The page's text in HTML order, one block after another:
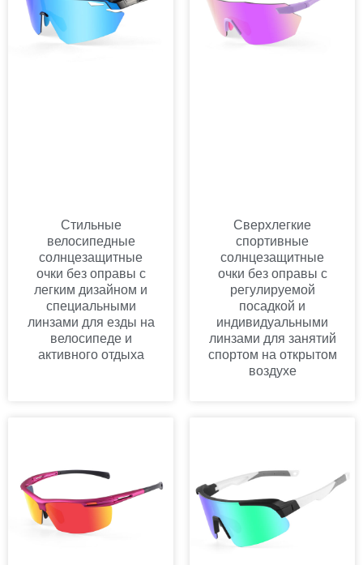
Стильные
велосипедные
солнцезащитные
очки без оправы с
легким дизайном и
специальными
линзами для езды на
велосипеде и
активного отдыха
Сверхлегкие
спортивные
солнцезащитные
очки без оправы с
регулируемой
посадкой и
индивидуальными
линзами для занятий
спортом на открытом
воздухе